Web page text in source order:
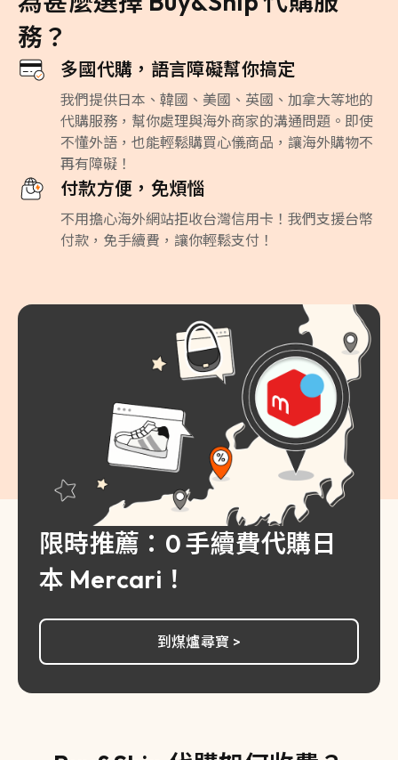
務？
多國代購，語言障礙幫你搞定
我們提供日本、韓國、美國、英國、加拿大等地的
代購服務，幫你處理與海外商家的溝通問題。即使
不懂外語，也能輕鬆購買心儀商品，讓海外購物不
再有障礙！
付款方便，免煩惱
不用擔心海外網站拒收台灣信用卡！我們支援台幣
付款，免手續費，讓你輕鬆支付！
限時推薦：0 手續費代購日
本 Mercari！
到煤爐尋寶 >